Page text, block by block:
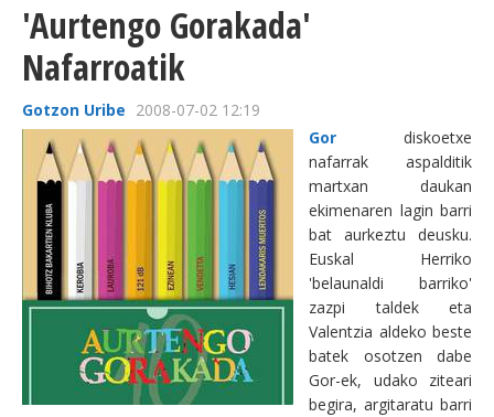
'Aurtengo Gorakada'
Nafarroatik
Gotzon Uribe 2008-07-02 12:19
Gor diskoetxe
nafarrak aspalditik
martxan daukan
ekimenaren lagin barri
bat aurkeztu deusku.
Euskal Herriko
'belaunaldi barriko'
zazpi taldek eta
Valentzia aldeko beste
batek osotzen dabe
Gor-ek, udako ziteari
begira, argitaratu barri